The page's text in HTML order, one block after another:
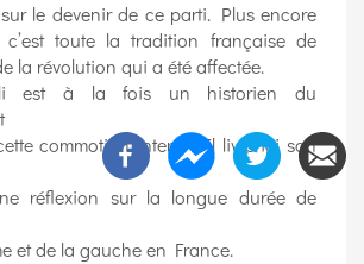
le devenir de ce parti. Plus encore
c’est toute la tradition française de
la révolution qui a été affectée.
est à la fois un historien du
commotion interne. Il livre ici son
réflexion sur la longue durée de
et de la gauche en France.